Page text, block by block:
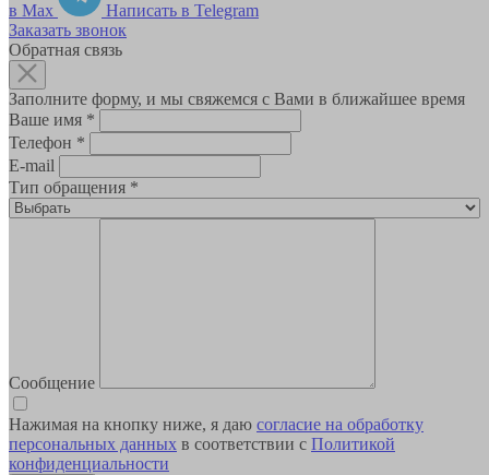
в Max
Написать в Telegram
Заказать звонок
Обратная связь
Заполните форму, и мы свяжемся с Вами в ближайшее время
Ваше имя *
Телефон *
E-mail
Тип обращения *
Сообщение
Нажимая на кнопку ниже, я даю согласие на обработку
персональных данных в соответствии с Политикой
конфиденциальности